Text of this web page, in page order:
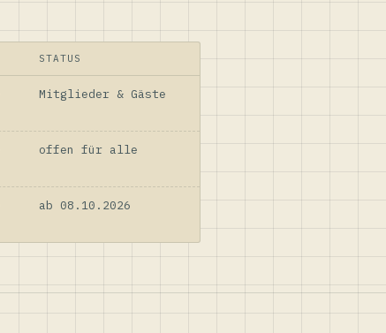
STATUS
Mitglieder & Gäste
offen für alle
ab 08.10.2026